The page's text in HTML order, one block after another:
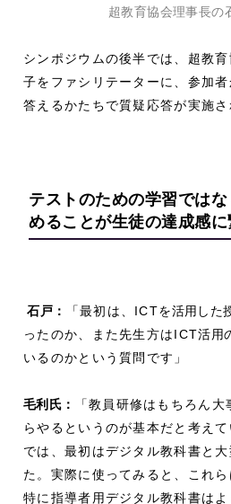
超教育協会理事長の
シンポジウムの後半では、超教
子をファシリテーターに、参加
答えるかたちで質疑応答が実施さ
テストのための学習ではな
めることが生徒の達成感に
石戸： 「最初は、ICTを活用した
ったのか、また先生方はICT活用
いるのかという質問です」
毛利 氏：
「教員研修はもちろん
らやるというのが基本だと考え
では、最初はデジタル教科書と
た。実際に使ってみると、これら
特に指導者用デジタル教科書は